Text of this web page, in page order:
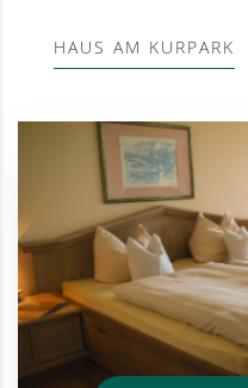
HAUS AM KURPARK